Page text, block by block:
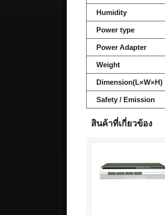
Humidity
Power type
Power Adapter
Weight
Dimension(L×W×H)
Safety / Emission
สินค้าที่เกี่ยวข้อง